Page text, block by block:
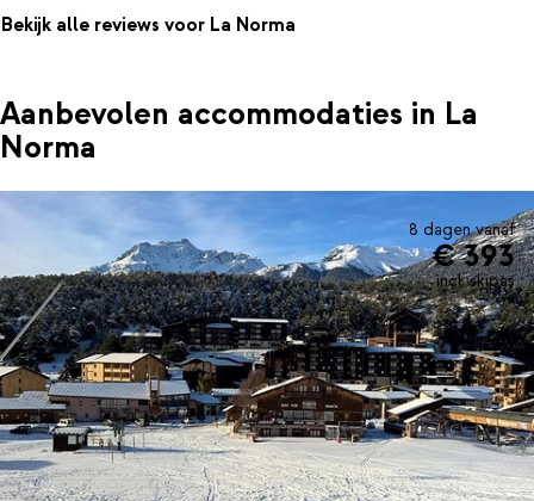
Bekijk alle reviews voor La Norma
Aanbevolen accommodaties in La
Norma
8 dagen vanaf
€ 393
incl. skipas